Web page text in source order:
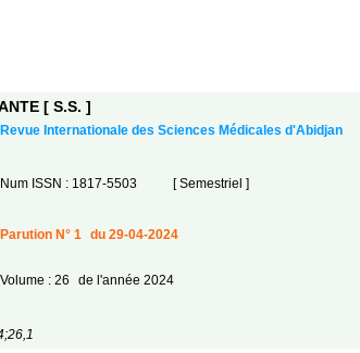
[ S.S. ]
Revue Internationale des Sciences Médicales d'Abidjan
Num ISSN : 1817-5503 [ Semestriel ]
Parution N° 1 du 29-04-2024
Volume : 26 de l'année 2024